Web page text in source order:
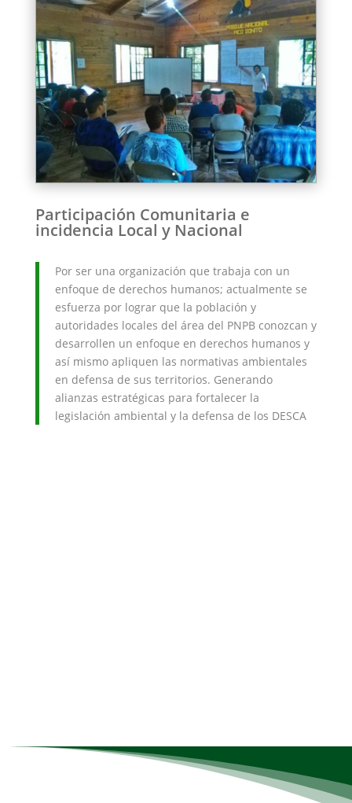
Participación Comunitaria e
incidencia Local y Nacional
Por ser una organización que trabaja con un
enfoque de derechos humanos; actualmente se
esfuerza por lograr que la población y
autoridades locales del área del PNPB conozcan y
desarrollen un enfoque en derechos humanos y
así mismo apliquen las normativas ambientales
en defensa de sus territorios. Generando
alianzas estratégicas para fortalecer la
legislación ambiental y la defensa de los DESCA